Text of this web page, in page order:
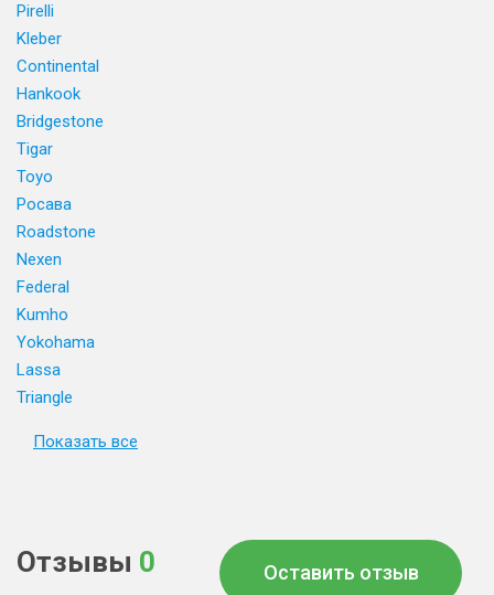
Pirelli
Kleber
Continental
Hankook
Bridgestone
Tigar
Toyo
Росава
Roadstone
Nexen
Federal
Kumho
Yokohama
Lassa
Triangle
Показать все
Отзывы 0 Оставить отзыв